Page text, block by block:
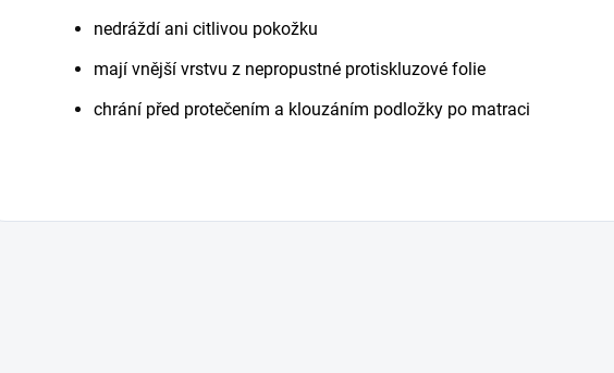
nedráždí ani citlivou pokožku
mají vnější vrstvu z nepropustné protiskluzové folie
chrání před protečením a klouzáním podložky po matraci